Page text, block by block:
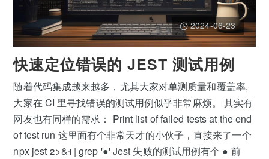
2024-06-23
快速定位错误的 JEST 测试用例
随着代码集成越来越多，尤其大家对单测质量和覆盖率,
大家在 CI 里寻找错误的测试用例似乎非常麻烦。 其实有
网友也有同样的需求： Print list of failed tests at the end
of test run 这里面有个非常天才的小伙子，直接来了一个
npx jest 2>&1 | grep '●' Jest 失败的测试用例有个 ● 前